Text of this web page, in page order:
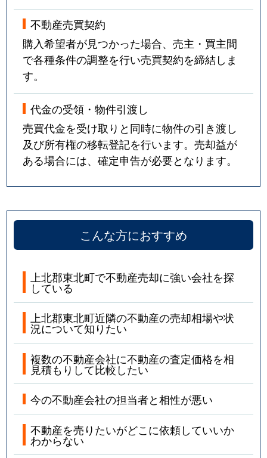
不動産売買契約
購入希望者が見つかった場合、売主・買主間
で各種条件の調整を行い売買契約を締結しま
す。
代金の受領・物件引渡し
売買代金を受け取りと同時に物件の引き渡し
及び所有権の移転登記を行います。売却益が
ある場合には、確定申告が必要となります。
こんな方におすすめ
上北郡東北町で不動産売却に強い会社を探
している
上北郡東北町近隣の不動産の売却相場や状
況について知りたい
複数の不動産会社に不動産の査定価格を相
見積もりして比較したい
今の不動産会社の担当者と相性が悪い
不動産を売りたいがどこに依頼していいか
わからない